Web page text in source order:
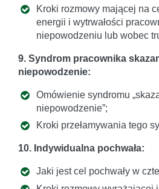
Kroki rozmowy mającej na
energii i wytrwałości
niepowodzeniu lub wobec
9. Syndrom pracownika
niepowodzenie:
Omówienie syndromu
niepowodzenie”;
Kroki przełamywania tego
10. Indywidualna pochwała:
Jaki jest cel pochwały w